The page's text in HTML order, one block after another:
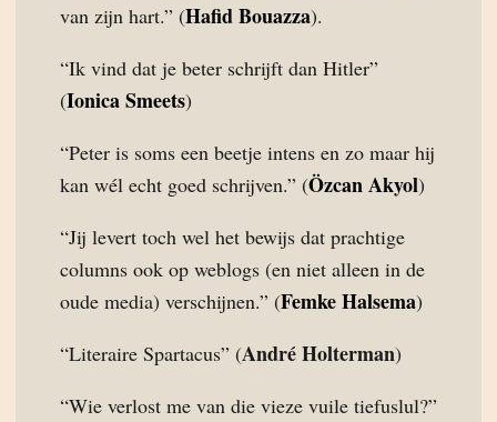
van zijn hart.” (Hafid Bouazza).
“Ik vind dat je beter schrijft dan Hitler”
(Ionica Smeets)
“Peter is soms een beetje intens en zo maar hij
kan wél echt goed schrijven.” (Özcan Akyol)
“Jij levert toch wel het bewijs dat prachtige
columns ook op weblogs (en niet alleen in de
oude media) verschijnen.” (Femke Halsema)
“Literaire Spartacus” (André Holterman)
“Wie verlost me van die vieze vuile tiefuslul?”